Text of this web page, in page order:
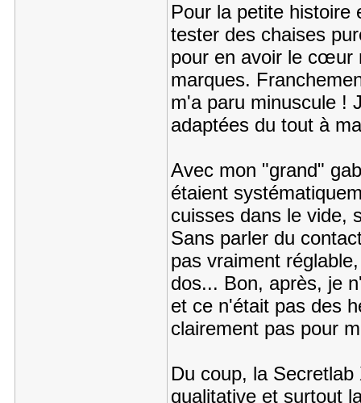
Pour la petite histoire
tester des chaises
pour en avoir le cœur
marques.
m'a paru minuscule !
adaptées du tout à
Avec mon "grand"
étaient
cuisses dans le vide,
Sans parler du
pas vraiment
dos... Bon, après, je
et ce n'était pas des
clairement pas pour
Du coup, la
qualitative et surtout